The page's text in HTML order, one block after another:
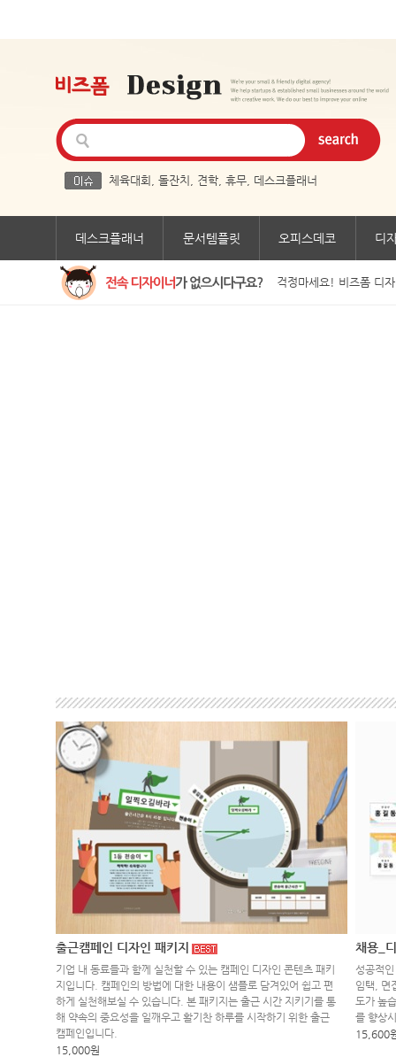
체육대회 돌잔치 견학, 휴무, 데스크플래너
데스크플래너 문서템플릿 오피스데코 디
걱정마세요! 비즈폼 디
출근캠페인 디자인 패키지
기업 내 동료들과 함께 실천할 수 있는 캠페인 디자인 콘텐츠 패키
지입니다. 캠페인의 방법에 대한 내용이 샘플로 담겨있어 쉽고 편
하게 실천해보실 수 있습니다. 본 패키지는 출근 시간 지키기를 통
해 약속의 중요성을 일깨우고 활기찬 하루를 시작하기 위한 출근
캠페인입니다.
15,000원
채용_
성공적
임택, 면
도가 높
를 향상
15,600